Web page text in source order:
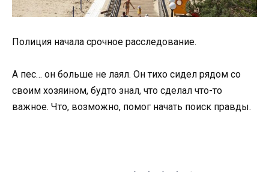
Полиция начала срочное расследование.
А пес… он больше не лаял. Он тихо сидел рядом со
своим хозяином, будто знал, что сделал что-то
важное. Что, возможно, помог начать поиск правды.